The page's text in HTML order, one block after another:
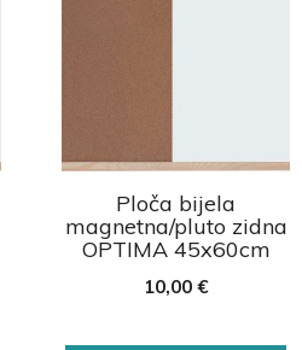
Ploča bijela
magnetna/pluto zidna
OPTIMA 45x60cm
10,00 €